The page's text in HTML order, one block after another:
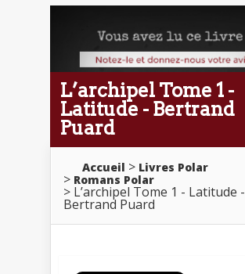
L’archipel Tome 1 -
Latitude - Bertrand
Puard
Accueil
Livres Polar
Romans Polar
L’archipel Tome 1 - Latitude -
Bertrand Puard